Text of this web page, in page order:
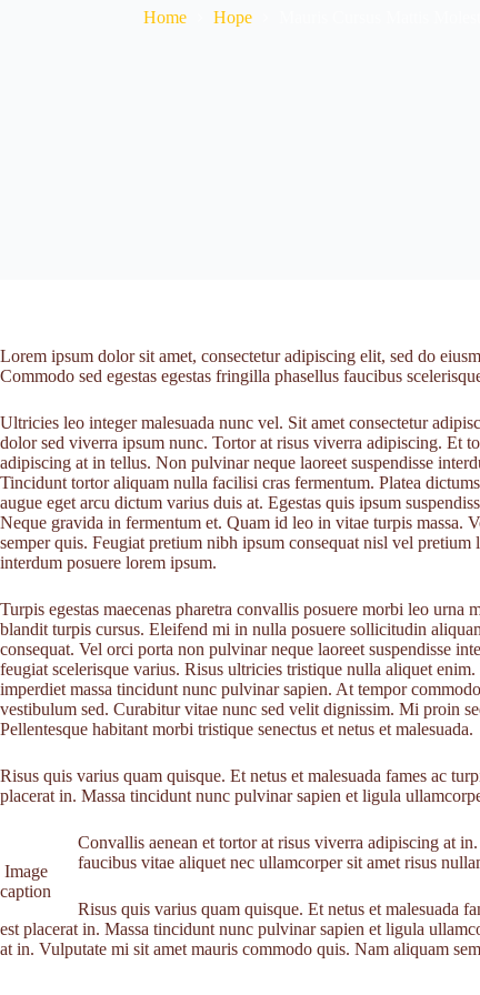
Home Hope
Lorem ipsum dolor sit amet, consectetur adipiscing elit, sed do
Commodo sed egestas egestas fringilla phasellus faucibus
Ultricies leo integer malesuada nunc vel. Sit amet consectetur
dolor sed viverra ipsum nunc. Tortor at risus viverra adipiscing. Et
adipiscing at in tellus. Non pulvinar neque laoreet suspendisse
Tincidunt tortor aliquam nulla facilisi cras fermentum. Platea
augue eget arcu dictum varius duis at. Egestas quis ipsum
Neque gravida in fermentum et. Quam id leo in vitae turpis massa.
semper quis. Feugiat pretium nibh ipsum consequat nisl vel pretium
interdum posuere lorem ipsum.
Turpis egestas maecenas pharetra convallis posuere morbi leo urna
blandit turpis cursus. Eleifend mi in nulla posuere sollicitudin
consequat. Vel orci porta non pulvinar neque laoreet suspendisse
feugiat scelerisque varius. Risus ultricies tristique nulla aliquet
imperdiet massa tincidunt nunc pulvinar sapien. At tempor
vestibulum sed. Curabitur vitae nunc sed velit dignissim. Mi proin
Pellentesque habitant morbi tristique senectus et netus et malesuada.
Risus quis varius quam quisque. Et netus et malesuada fames ac
placerat in. Massa tincidunt nunc pulvinar sapien et ligula
Image
caption
Convallis aenean et tortor at risus viverra adipiscing at
faucibus vitae aliquet nec ullamcorper sit amet risus
Risus quis varius quam quisque. Et netus et malesuada
est placerat in. Massa tincidunt nunc pulvinar sapien et ligula
at in. Vulputate mi sit amet mauris commodo quis. Nam aliquam